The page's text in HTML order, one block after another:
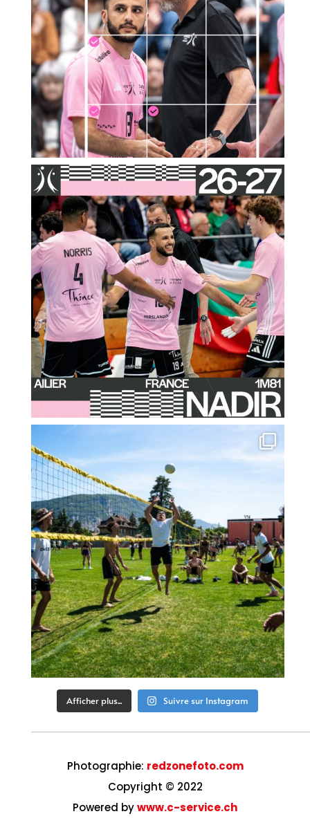
Afficher plus... Suivre sur Instagram
Photographie: redzonefoto.com
Copyright © 2022
Powered bywww.c-service.ch